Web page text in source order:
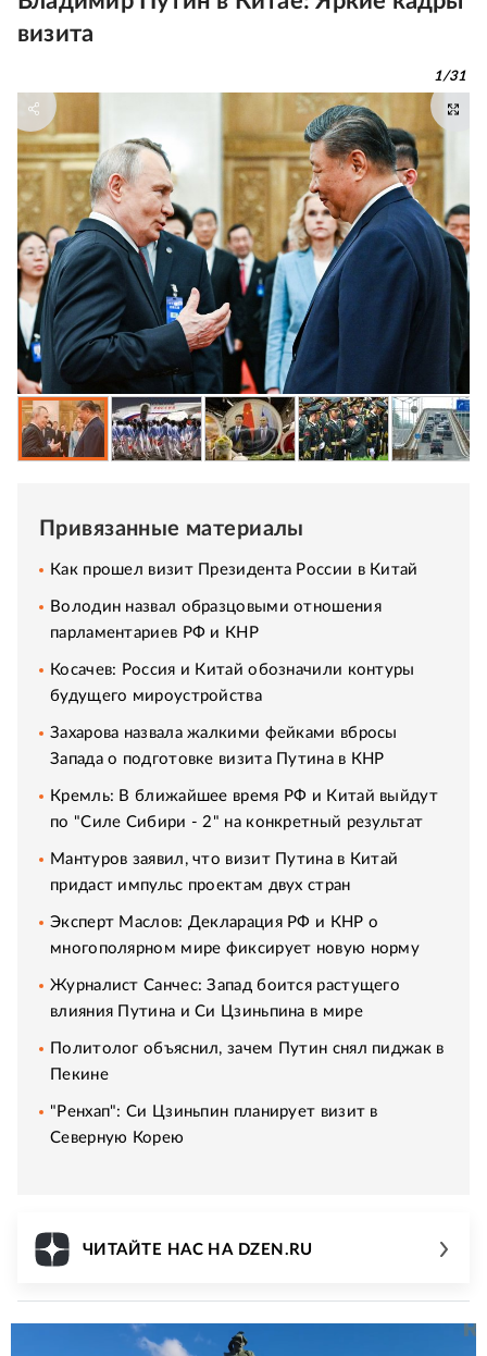
визита
1/31
Привязанные материалы
Как прошел визит Президента России в Китай
Володин назвал образцовыми отношения
парламентариев РФ и КНР
Косачев: Россия и Китай обозначили контуры
будущего мироустройства
Захарова назвала жалкими фейками вбросы
Запада о подготовке визита Путина в КНР
Кремль: В ближайшее время РФ и Китай выйдут
по "Силе Сибири - 2" на конкретный результат
Мантуров заявил, что визит Путина в Китай
придаст импульс проектам двух стран
Эксперт Маслов: Декларация РФ и КНР о
многополярном мире фиксирует новую норму
Журналист Санчес: Запад боится растущего
влияния Путина и Си Цзиньпина в мире
Политолог объяснил, зачем Путин снял пиджак в
Пекине
"Ренхап": Си Цзиньпин планирует визит в
Северную Корею
ЧИТАЙТЕ НАС НА DZEN.RU